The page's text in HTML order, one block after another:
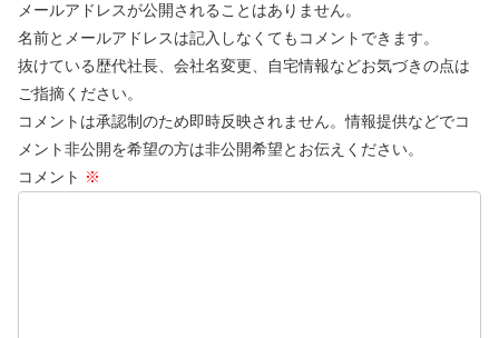
メールアドレスが公開されることはありません。
名前とメールアドレスは記入しなくてもコメントできます。
抜けている歴代社長、会社名変更、自宅情報などお気づきの点は
ご指摘ください。
コメントは承認制のため即時反映されません。情報提供などでコ
メント非公開を希望の方は非公開希望とお伝えください。
コメント ※